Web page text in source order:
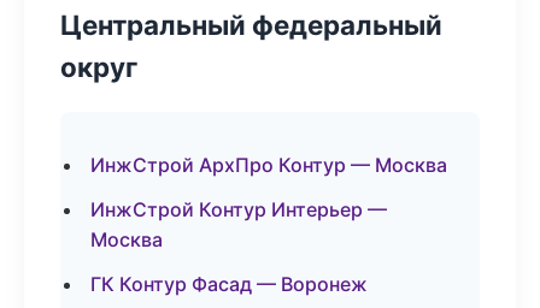
Центральный федеральный
округ
ИнжСтрой АрхПро Контур — Москва
ИнжСтрой Контур Интерьер —
Москва
ГК Контур Фасад — Воронеж